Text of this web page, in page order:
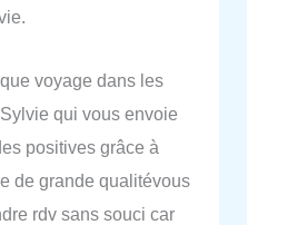
voyage dans les
qui vous envoie
positives grâce à
de grande qualitévous
rdv sans souci car